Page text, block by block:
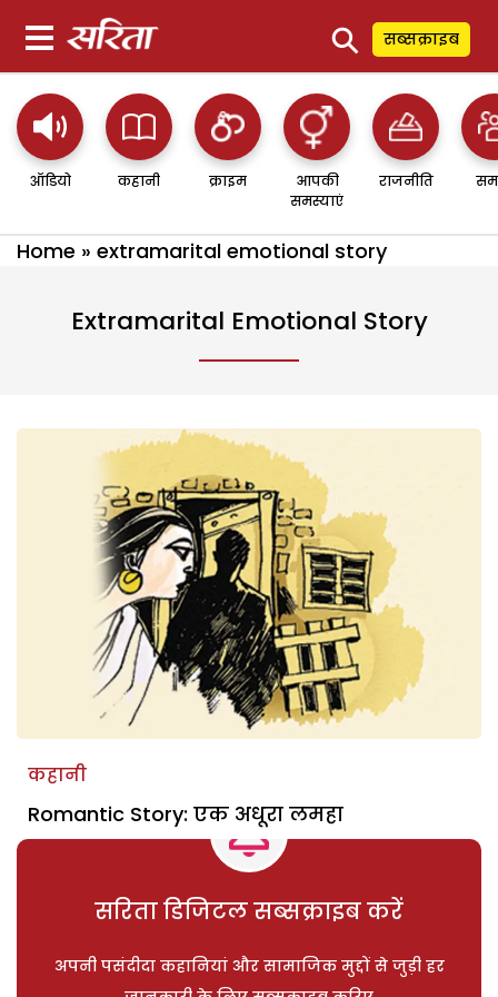
⚲ सब्सक्राइब
ऑडियो कहानी क्राइम
आपकी
समस्याएं
राजनीति
Home » extramarital emotional story
Extramarital Emotional Story
कहानी
Romantic Story: एक अधूरा लमहा
सरिता डिजिटल सब्सक्राइब करें
अपनी पसंदीदा कहानियां और सामाजिक मुद्दों से जुड़ी हर